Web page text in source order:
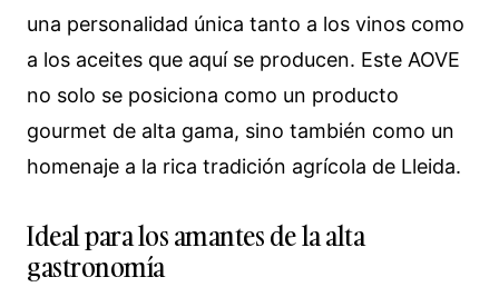
una personalidad única tanto a los vinos como
a los aceites que aquí se producen. Este AOVE
no solo se posiciona como un producto
gourmet de alta gama, sino también como un
homenaje a la rica tradición agrícola de Lleida.
Ideal para los amantes de la alta
gastronomía